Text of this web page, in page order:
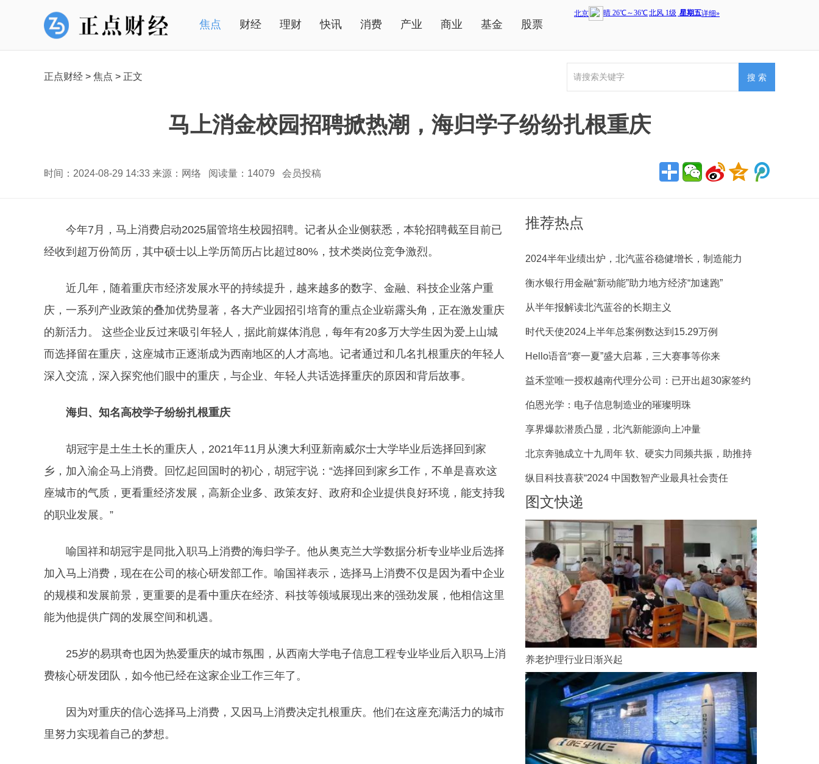
焦点 财经 理财 快讯 消费 产业 商业 基金 股票
正点财经 > 焦点 > 正文
马上消金校园招聘掀热潮，海归学子纷纷扎根重庆
时间：2024-08-29 14:33 来源：网络 阅读量：14079 会员投稿
今年7月，马上消费启动2025届管培生校园招聘。记者从企业侧获悉，本轮招聘截至目前已
经收到超万份简历，其中硕士以上学历简历占比超过80%，技术类岗位竞争激烈。
近几年，随着重庆市经济发展水平的持续提升，越来越多的数字、金融、科技企业落户重
庆，一系列产业政策的叠加优势显著，各大产业园招引培育的重点企业崭露头角，正在激发重庆
的新活力。 这些企业反过来吸引年轻人，据此前媒体消息，每年有20多万大学生因为爱上山城
而选择留在重庆，这座城市正逐渐成为西南地区的人才高地。记者通过和几名扎根重庆的年轻人
深入交流，深入探究他们眼中的重庆，与企业、年轻人共话选择重庆的原因和背后故事。
海归、知名高校学子纷纷扎根重庆
胡冠宇是土生土长的重庆人，2021年11月从澳大利亚新南威尔士大学毕业后选择回到家
乡，加入渝企马上消费。回忆起回国时的初心，胡冠宇说：“选择回到家乡工作，不单是喜欢这
座城市的气质，更看重经济发展，高新企业多、政策友好、政府和企业提供良好环境，能支持我
的职业发展。”
喻国祥和胡冠宇是同批入职马上消费的海归学子。他从奥克兰大学数据分析专业毕业后选择
加入马上消费，现在在公司的核心研发部工作。喻国祥表示，选择马上消费不仅是因为看中企业
的规模和发展前景，更重要的是看中重庆在经济、科技等领域展现出来的强劲发展，他相信这里
能为他提供广阔的发展空间和机遇。
25岁的易琪奇也因为热爱重庆的城市氛围，从西南大学电子信息工程专业毕业后入职马上消
费核心研发团队，如今他已经在这家企业工作三年了。
因为对重庆的信心选择马上消费，又因马上消费决定扎根重庆。他们在这座充满活力的城市
里努力实现着自己的梦想。
推荐热点
2024半年业绩出炉，北汽蓝谷稳健增长，制造能力
衡水银行用金融“新动能”助力地方经济“加速跑”
从半年报解读北汽蓝谷的长期主义
时代天使2024上半年总案例数达到15.29万例
Hello语音“赛一夏”盛大启幕，三大赛事等你来
益禾堂唯一授权越南代理分公司：已开出超30家签约
伯恩光学：电子信息制造业的璀璨明珠
享界爆款潜质凸显，北汽新能源向上冲量
北京奔驰成立十九周年 软、硬实力同频共振，助推持
纵目科技喜获“2024 中国数智产业最具社会责任
图文快递
养老护理行业日渐兴起